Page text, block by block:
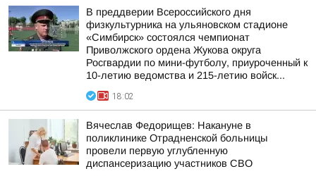
В преддверии Всероссийского дня
физкультурника на ульяновском стадионе
«Симбирск» состоялся чемпионат
Приволжского ордена Жукова округа
Росгвардии по мини-футболу, приуроченный к
10-летию ведомства и 215-летию войск...
18:02
Вячеслав Федорищев: Накануне в
поликлинике Отрадненской больницы
провели первую углубленную
диспансеризацию участников СВО